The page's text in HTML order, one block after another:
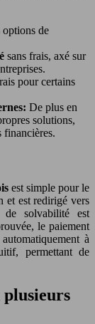
options de
sans frais, axé sur
pour certains
De plus en
solutions,
financières.
est simple pour le
et est redirigé vers
de solvabilité est
le paiement
à
permettant de
plusieurs